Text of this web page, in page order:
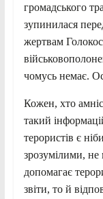
громадського
зупинилася
жертвам
чомусь немає.
Кожен, хто
такий
терористів є
зрозумілими,
допомагає
звіти, то й